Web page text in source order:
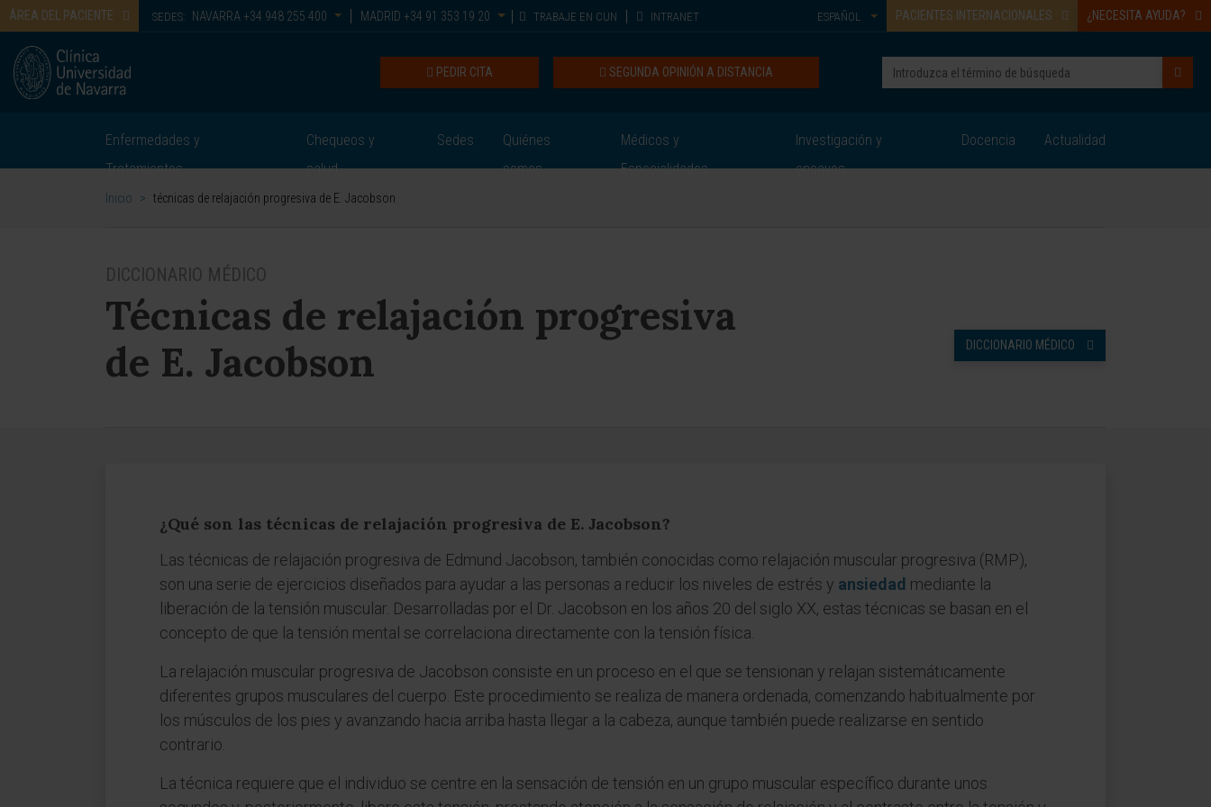
ÁREA DEL PACIENTE SEDES: NAVARRA +34 948 255 400 MADRID +34 91 353 19 20 TRABAJE EN CUN INTRANET PACIENTES INTERNACIONALES ¿NECESITA AYUDA?
ESPAÑOL
SEGUNDA OPINIÓN A DISTANCIA
PEDIR CITA
Enfermedades y
Tratamientos
Chequeos y
salud
Sedes
Quiénes
somos
Médicos y
Especialidades
Investigación y
ensayos
Docencia Actualidad
Inicio > técnicas de relajación progresiva de E. Jacobson
DICCIONARIO MÉDICO
Técnicas de relajación progresiva
de E. Jacobson
DICCIONARIO MÉDICO
¿Qué son las técnicas de relajación progresiva de E. Jacobson?
Las técnicas de relajación progresiva de Edmund Jacobson, también conocidas como relajación muscular progresiva (RMP),
son una serie de ejercicios diseñados para ayudar a las personas a reducir los niveles de estrés y ansiedad mediante la
liberación de la tensión muscular. Desarrolladas por el Dr. Jacobson en los años 20 del siglo XX, estas técnicas se basan en el
concepto de que la tensión mental se correlaciona directamente con la tensión física.
La relajación muscular progresiva de Jacobson consiste en un proceso en el que se tensionan y relajan sistemáticamente
diferentes grupos musculares del cuerpo. Este procedimiento se realiza de manera ordenada, comenzando habitualmente por
los músculos de los pies y avanzando hacia arriba hasta llegar a la cabeza, aunque también puede realizarse en sentido
contrario.
La técnica requiere que el individuo se centre en la sensación de tensión en un grupo muscular específico durante unos